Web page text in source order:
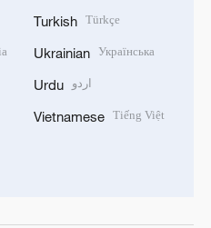
Turkish Türkçe
Ukrainian Українська
Urdu اردو
Vietnamese Tiếng Việt